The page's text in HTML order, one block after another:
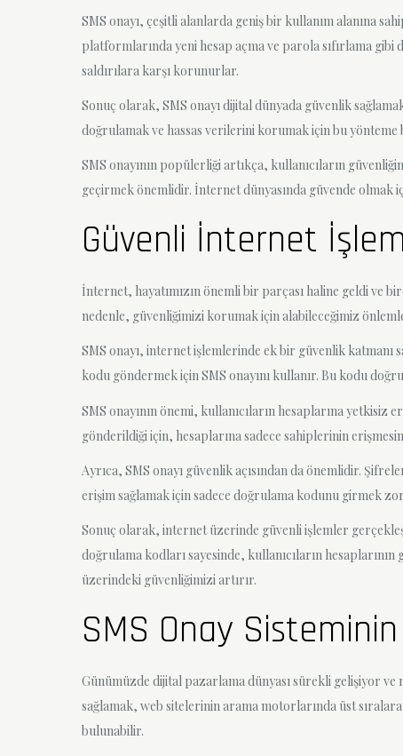
SMS onayı, çeşitli alanlarda geniş bir kullanım alanına
platformlarında yeni hesap açma ve parola sıfırlama
saldırılara karşı korunurlar.
Sonuç olarak, SMS onayı dijital dünyada güvenlik
doğrulamak ve hassas verilerini korumak için bu yönteme
SMS onayının popülerliği artıkça, kullanıcıların
geçirmek önemlidir. İnternet dünyasında güvende olmak
Güvenli İnternet
İnternet, hayatımızın önemli bir parçası haline geldi ve
nedenle, güvenliğimizi korumak için alabileceğimiz
SMS onayı, internet işlemlerinde ek bir güvenlik katmanı
kodu göndermek için SMS onayını kullanır. Bu kodu
SMS onayının önemi, kullanıcıların hesaplarına
gönderildiği için, hesaplarına sadece sahiplerinin
Ayrıca, SMS onayı güvenlik açısından da önemlidir.
erişim sağlamak için sadece doğrulama kodunu girmek
Sonuç olarak, internet üzerinde güvenli işlemler
doğrulama kodları sayesinde, kullanıcıların
üzerindeki güvenliğimizi artırır.
SMS Onay
Günümüzde dijital pazarlama dünyası sürekli gelişiyor
sağlamak, web sitelerinin arama motorlarında üst
bulunabilir.